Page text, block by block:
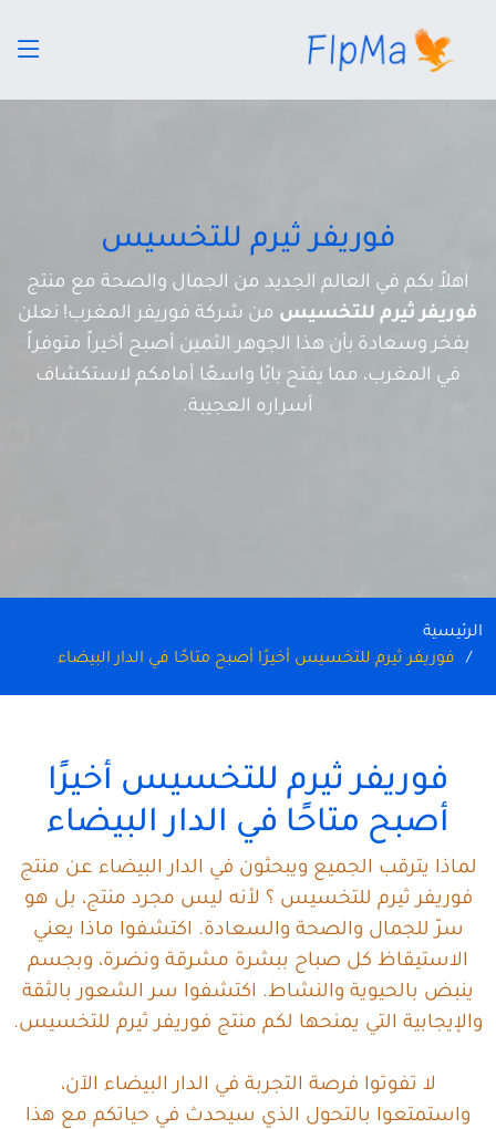
فوريفر ثيرم للتخسيس
اهلاً بكم في العالم الجديد من الجمال والصحة مع منتج
فوريفر ثيرم للتخسيس من شركة فوريفر المغرب! نعلن
بفخر وسعادة بأن هذا الجوهر الثمين أصبح أخيراً متوفراً
في المغرب، مما يفتح بابًا واسعًا أمامكم لاستكشاف
أسراره العجيبة.
الرئيسية
فوريفر ثيرم للتخسيس أخيرًا أصبح متاحًا في الدار البيضاء
فوريفر ثيرم للتخسيس أخيرًا
أصبح متاحًا في الدار البيضاء
لماذا يترقب الجميع ويبحثون في الدار البيضاء عن منتج
فوريفر ثيرم للتخسيس ؟ لأنه ليس مجرد منتج، بل هو
سرّ للجمال والصحة والسعادة. اكتشفوا ماذا يعني
الاستيقاظ كل صباح ببشرة مشرقة ونضرة، وبجسم
ينبض بالحيوية والنشاط. اكتشفوا سر الشعور بالثقة
والإيجابية التي يمنحها لكم منتج فوريفر ثيرم للتخسيس.
لا تفوتوا فرصة التجربة في الدار البيضاء الآن،
واستمتعوا بالتحول الذي سيحدث في حياتكم مع هذا